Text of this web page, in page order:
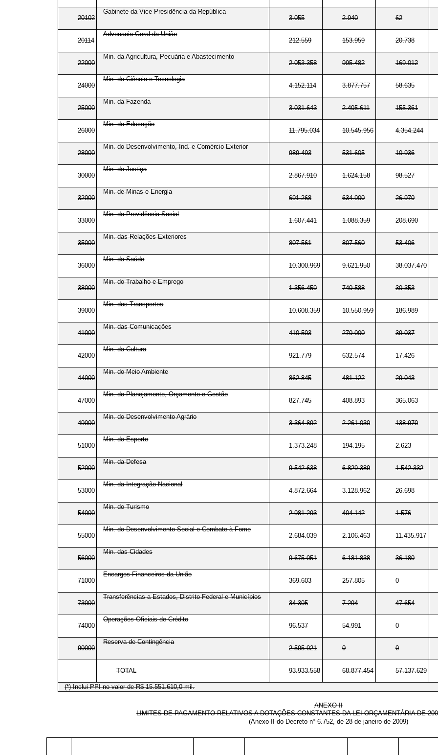
20102
Gabinete da Vice-Presidência da República
3.055
2.940 62
20114
Advocacia-Geral da União
212.559
153.959 20.738
22000
Min. da Agricultura, Pecuária e Abastecimento
2.053.358
995.482 169.012
24000
Min. da Ciência e Tecnologia
4.152.114
3.877.757 58.635
25000
Min. da Fazenda
3.031.643
2.405.611 155.361
26000
Min. da Educação
11.795.034
10.545.956 4.354.244
28000
Min. do Desenvolvimento, Ind. e Comércio Exterior
989.493
531.605 10.936
30000
Min. da Justiça
2.867.910
1.624.158 98.527
32000
Min. de Minas e Energia
691.268
634.900 26.970
33000
Min. da Previdência Social
1.607.441
1.088.359 208.690
35000
Min. das Relações Exteriores
807.561
807.560 53.406
36000
Min. da Saúde
10.300.969
9.621.950 38.037.470
38000
Min. do Trabalho e Emprego
1.356.459
740.588 30.353
39000
Min. dos Transportes
10.608.359
10.550.959 186.989
41000
Min. das Comunicações
410.503
270.000 39.037
42000
Min. da Cultura
921.779
632.574 17.426
44000
Min. do Meio Ambiente
862.845
481.122 29.043
47000
Min. do Planejamento, Orçamento e Gestão
827.745
408.893 365.063
49000
Min. do Desenvolvimento Agrário
3.364.892
2.261.030 138.970
51000
Min. do Esporte
1.373.248
194.195 2.623
52000
Min. da Defesa
9.542.638
6.829.389 1.542.332
53000
Min. da Integração Nacional
4.872.664
3.128.962 26.698
54000
Min. do Turismo
2.981.293
404.142 1.576
55000
Min. do Desenvolvimento Social e Combate à Fome
2.684.039
2.106.463 11.435.917
56000
Min. das Cidades
9.675.051
6.181.838 36.180
71000
Encargos Financeiros da União
369.603
257.805 0
73000
Transferências a Estados, Distrito Federal e Municípios
34.305
7.294 47.654
74000
Operações Oficiais de Crédito
96.537
54.991 0
90000
Reserva de Contingência
2.595.921
0 0
TOTAL 93.933.558 68.877.454 57.137.629
(*) Inclui PPI no valor de R$ 15.551.610,0 mil.
ANEXO II
LIMITES DE PAGAMENTO RELATIVOS A DOTAÇÕES CONSTANTES DA LEI ORÇAMENTÁRIA DE
(Anexo II do Decreto nº 6.752, de 28 de janeiro de 2009)